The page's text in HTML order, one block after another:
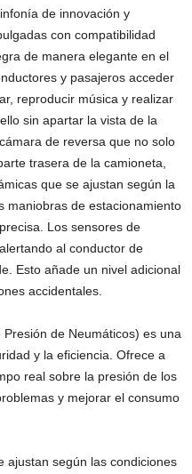
de innovación y
con compatibilidad
de manera elegante en el
y pasajeros acceder
reproducir música y realizar
sin apartar la vista de la
de reversa que no solo
trasera de la camioneta,
que se ajustan según la
maniobras de estacionamiento
Los sensores de
al conductor de
Esto añade un nivel adicional
accidentales.
de Neumáticos) es una
y la eficiencia. Ofrece a
real sobre la presión de los
y mejorar el consumo
ajustan según las condiciones